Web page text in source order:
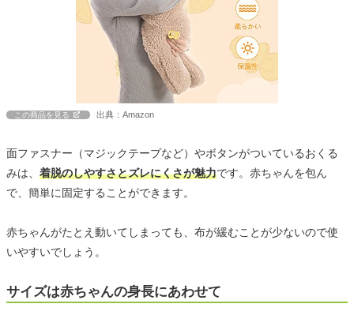
この商品を見る 出典：Amazon
面ファスナー（マジックテープなど）やボタンがついているおくる
みは、 着脱のしやすさとズレにくさが魅力です。赤ちゃんを包ん
で、簡単に固定することができます。
赤ちゃんがたとえ動いてしまっても、布が緩むことが少ないので使
いやすいでしょう。
サイズは赤ちゃんの身長にあわせて